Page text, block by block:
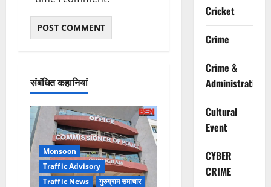
संबंधित कहानियां
Monsoon
Traffic Advisory
Traffic News
गुरुग्राम समाचार
Cricket
Crime
Crime &
Administration
Cultural
Event
CYBER
CRIME